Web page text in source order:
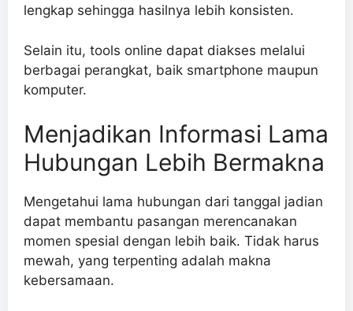
lengkap sehingga hasilnya lebih konsisten.
Selain itu, tools online dapat diakses melalui
berbagai perangkat, baik smartphone maupun
komputer.
Menjadikan Informasi Lama
Hubungan Lebih Bermakna
Mengetahui lama hubungan dari tanggal jadian
dapat membantu pasangan merencanakan
momen spesial dengan lebih baik. Tidak harus
mewah, yang terpenting adalah makna
kebersamaan.